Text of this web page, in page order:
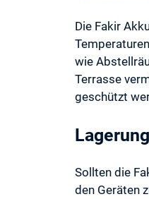
Die Fakir
wie
Terrasse
geschützt
Sollten die
den Geräten